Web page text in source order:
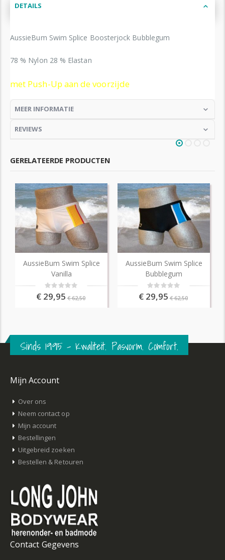
DETAILS
AussieBum Swim Splice Boosterjock Bubblegum
78 % Nylon 28 % Elastan
met Push-Up aan de voorzijde
MEER INFORMATIE
REVIEWS
GERELATEERDE PRODUCTEN
AussieBum Swim Splice
Vanilla
Rating:
0%
€ 29,95 € 62,50
AussieBum Swim Splice
Bubblegum
Rating:
0%
€ 29,95 € 62,50
Sinds 1995 – Kwaliteit. Pasvorm. Comfort.
Mijn Account
Over ons
Neem contact op
Mijn account
Bestellingen
Uitgebreid zoeken
Bestellen & Retouren
Contact Gegevens